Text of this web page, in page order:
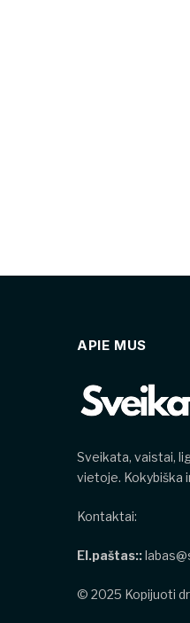
APIE MUS
Sveikata, vaistai,
vietoje. Kokybiška
Kontaktai:
El.paštas::
© 2025 Kopijuoti